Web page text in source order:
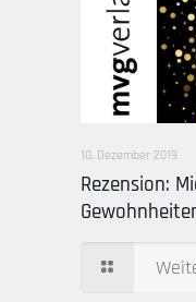
10. Dezember 2019
Rezension: